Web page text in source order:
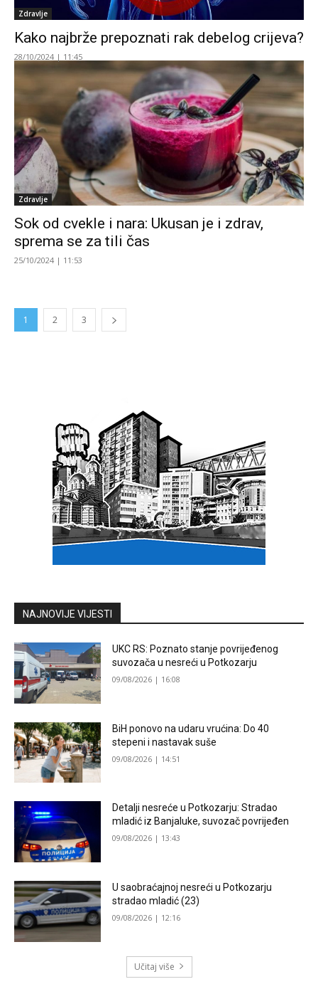
Zdravlje
Kako najbrže prepoznati rak debelog crijeva?
28/10/2024 | 11:45
Zdravlje
Sok od cvekle i nara: Ukusan je i zdrav,
sprema se za tili čas
25/10/2024 | 11:53
1 2 3
NAJNOVIJE VIJESTI
UKC RS: Poznato stanje povrijeđenog
suvozača u nesreći u Potkozarju
09/08/2026 | 16:08
BiH ponovo na udaru vrućina: Do 40
stepeni i nastavak suše
09/08/2026 | 14:51
Detalji nesreće u Potkozarju: Stradao
mladić iz Banjaluke, suvozač povrijeđen
09/08/2026 | 13:43
U saobraćajnoj nesreći u Potkozarju
stradao mladić (23)
09/08/2026 | 12:16
Učitaj više